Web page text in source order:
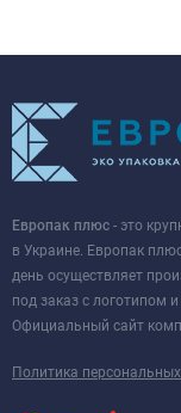
Европак плюс - это
в Украине. Европак
день осуществляет
под заказ с логотипом
Официальный сайт
Политика